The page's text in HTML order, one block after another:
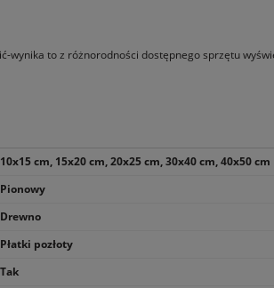
Pudełko
OUTLET
wynika to z różnorodności dostępnego sprzętu
10x15 cm, 15x20 cm, 20x25 cm, 30x40 cm, 40x50 cm
Pionowy
Drewno
Płatki pozłoty
Tak